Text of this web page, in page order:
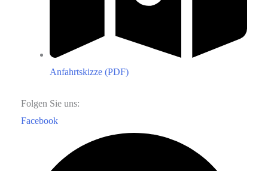
Anfahrtskizze (PDF)
Folgen Sie uns:
Facebook